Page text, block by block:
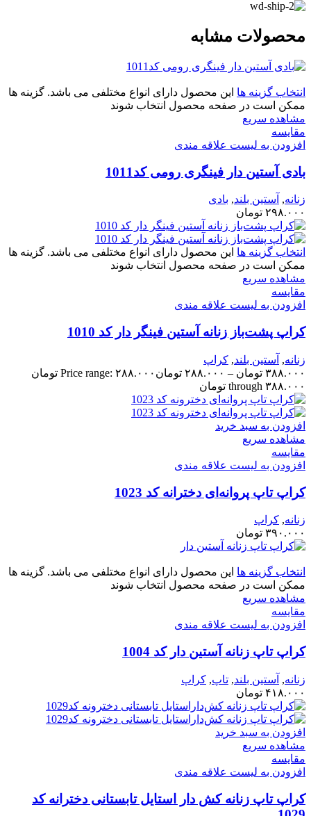
محصولات مشابه
انتخاب گزینه ها این محصول دارای انواع مختلفی می باشد. گزینه ها
ممکن است در صفحه محصول انتخاب شوند
مشاهده سریع
مقایسه
افزودن به لیست علاقه مندی
بادی آستین دار فینگری رومی کد1011
زنانه, آستین بلند, بادی
۲۹۸.۰۰۰ تومان
انتخاب گزینه ها این محصول دارای انواع مختلفی می باشد. گزینه ها
ممکن است در صفحه محصول انتخاب شوند
مشاهده سریع
مقایسه
افزودن به لیست علاقه مندی
کراپ پشت‌باز زنانه آستین فینگر دار کد 1010
زنانه, آستین بلند, کراپ
۳۸۸.۰۰۰ تومان – ۲۸۸.۰۰۰ تومان
Price range: ۲۸۸.۰۰۰ تومان
through ۳۸۸.۰۰۰ تومان
افزودن به سبد خرید
مشاهده سریع
مقایسه
افزودن به لیست علاقه مندی
کراپ تاپ پروانه‌ای دخترانه کد 1023
زنانه, کراپ
۳۹۰.۰۰۰ تومان
انتخاب گزینه ها این محصول دارای انواع مختلفی می باشد. گزینه ها
ممکن است در صفحه محصول انتخاب شوند
مشاهده سریع
مقایسه
افزودن به لیست علاقه مندی
کراپ تاپ زنانه آستین دار کد 1004
زنانه, آستین بلند, تاپ, کراپ
۴۱۸.۰۰۰ تومان
افزودن به سبد خرید
مشاهده سریع
مقایسه
افزودن به لیست علاقه مندی
کراپ تاپ زنانه کش‌ دار استایل تابستانی دخترانه کد